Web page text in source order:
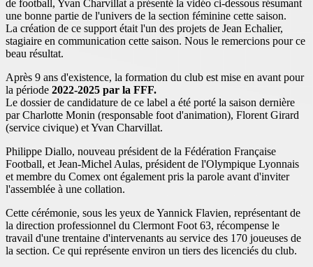
de football, Yvan Charvillat a présenté la vidéo ci-dessous résumant
une bonne partie de l'univers de la section féminine cette saison.
La création de ce support était l'un des projets de Jean Echalier,
stagiaire en communication cette saison. Nous le remercions pour ce
beau résultat.
Après 9 ans d'existence, la formation du club est mise en avant pour
la période 2022-2025 par la FFF.
Le dossier de candidature de ce label a été porté la saison dernière
par Charlotte Monin (responsable foot d'animation), Florent Girard
(service civique) et Yvan Charvillat.
Philippe Diallo, nouveau président de la Fédération Française
Football, et Jean-Michel Aulas, président de l'Olympique Lyonnais
et membre du Comex ont également pris la parole avant d'inviter
l'assemblée à une collation.
Cette cérémonie, sous les yeux de Yannick Flavien, représentant de
la direction professionnel du Clermont Foot 63, récompense le
travail d'une trentaine d'intervenants au service des 170 joueuses de
la section. Ce qui représente environ un tiers des licenciés du club.